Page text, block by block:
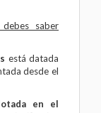
saber
está datada
desde el
en el